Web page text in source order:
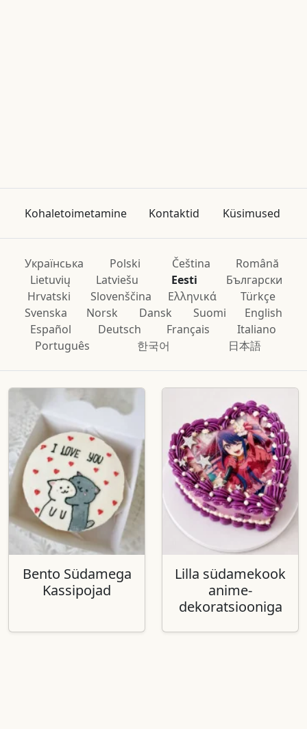
Kohaletoimetamine Kontaktid Küsimused
Українська Polski Čeština
Română
Lietuvių
Latviešu Eesti
Български
Hrvatski
Slovenščina Ελληνικά
Türkçe
Svenska
Norsk Dansk Suomi
English
Español
Deutsch Français
Italiano
Português
한국어 日本語
Bento Südamega
Kassipojad
Lilla südamekook
anime-
dekoratsiooniga